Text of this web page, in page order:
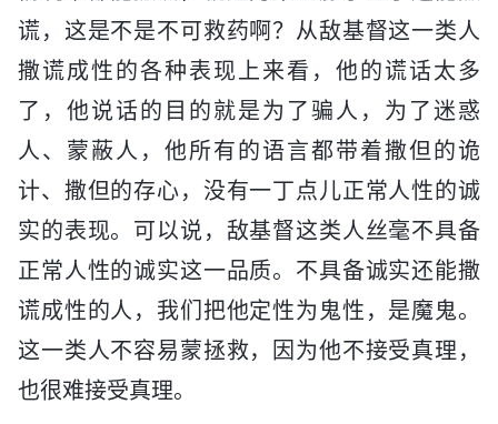
谎，这是不是不可救药啊？从敌基督这一类人
撒谎成性的各种表现上来看，他的谎话太多
了，他说话的目的就是为了骗人，为了迷惑
人、蒙蔽人，他所有的语言都带着撒但的诡
计、撒但的存心，没有一丁点儿正常人性的诚
实的表现。可以说，敌基督这类人丝毫不具备
正常人性的诚实这一品质。不具备诚实还能撒
谎成性的人，我们把他定性为鬼性，是魔鬼。
这一类人不容易蒙拯救，因为他不接受真理，
也很难接受真理。